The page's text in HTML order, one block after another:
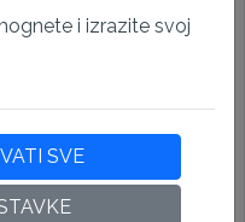
i izrazite svoj
SVE